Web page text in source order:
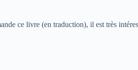
ce livre (en traduction), il est très